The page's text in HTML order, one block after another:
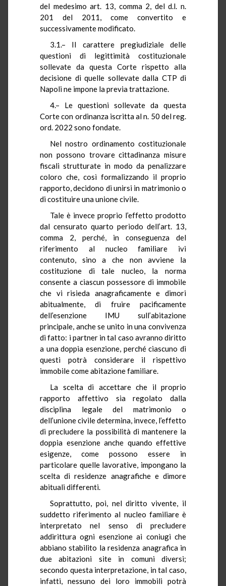
del medesimo art. 13, comma 2, del d.l. n.
201 del 2011, come convertito e
successivamente modificato.
3.1.– Il carattere pregiudiziale delle
questioni di legittimità costituzionale
sollevate da questa Corte rispetto alla
decisione di quelle sollevate dalla CTP di
Napoli ne impone la previa trattazione.
4.– Le questioni sollevate da questa
Corte con ordinanza iscritta al n. 50 del reg.
ord. 2022 sono fondate.
Nel nostro ordinamento costituzionale
non possono trovare cittadinanza misure
fiscali strutturate in modo da penalizzare
coloro che, così formalizzando il proprio
rapporto, decidono di unirsi in matrimonio o
di costituire una unione civile.
Tale è invece proprio l’effetto prodotto
dal censurato quarto periodo dell’art. 13,
comma 2, perché, in conseguenza del
riferimento al nucleo familiare ivi
contenuto, sino a che non avviene la
costituzione di tale nucleo, la norma
consente a ciascun possessore di immobile
che vi risieda anagraficamente e dimori
abitualmente, di fruire pacificamente
dell’esenzione IMU sull’abitazione
principale, anche se unito in una convivenza
di fatto: i partner in tal caso avranno diritto
a una doppia esenzione, perché ciascuno di
questi potrà considerare il rispettivo
immobile come abitazione familiare.
La scelta di accettare che il proprio
rapporto affettivo sia regolato dalla
disciplina legale del matrimonio o
dell’unione civile determina, invece, l’effetto
di precludere la possibilità di mantenere la
doppia esenzione anche quando effettive
esigenze, come possono essere in
particolare quelle lavorative, impongano la
scelta di residenze anagrafiche e dimore
abituali differenti.
Soprattutto, poi, nel diritto vivente, il
suddetto riferimento al nucleo familiare è
interpretato nel senso di precludere
addirittura ogni esenzione ai coniugi che
abbiano stabilito la residenza anagrafica in
due abitazioni site in comuni diversi;
secondo questa interpretazione, in tal caso,
infatti, nessuno dei loro immobili potrà